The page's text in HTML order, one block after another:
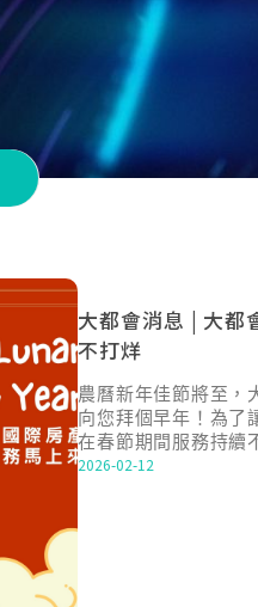
大都會消息 | 大都
不打烊
農曆新年佳節將至，
向您拜個早年！為了
在春節期間服務持續
2026-02-12